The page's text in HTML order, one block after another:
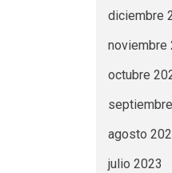
diciembre
noviembre
octubre
agosto
julio 2023